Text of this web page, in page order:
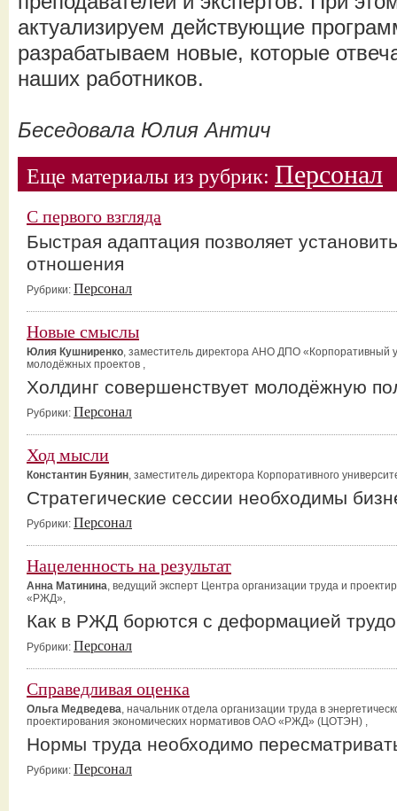
актуализируем действующие
разрабатываем новые, которые
наших работников.
Беседовала Юлия Антич
Еще материалы из рубрик: Персонал
С первого взгляда
Быстрая адаптация позволяет
отношения
Рубрики: Персонал
Новые смыслы
Юлия Кушниренко, заместитель директора АНО ДПО «Корпоративный
молодёжных проектов ,
Холдинг совершенствует молодёжную
Рубрики: Персонал
Ход мысли
Константин Буянин, заместитель директора Корпоративного
Стратегические сессии необходимы
Рубрики: Персонал
Нацеленность на результат
Анна Матинина, ведущий эксперт Центра организации труда и
«РЖД»,
Как в РЖД борются с деформацией
Рубрики: Персонал
Справедливая оценка
Ольга Медведева, начальник отдела организации труда в
проектирования экономических нормативов ОАО «РЖД» (ЦОТЭН) ,
Нормы труда необходимо
Рубрики: Персонал